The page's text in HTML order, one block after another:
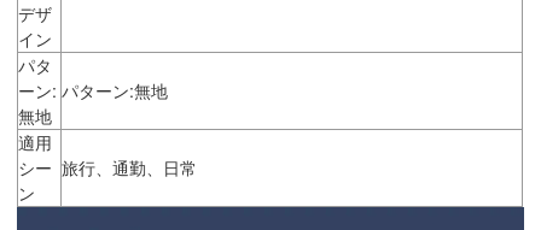
デザ
イン
パタ
ーン:
無地
パターン:無地
適用
シー
ン
旅行、通勤、日常